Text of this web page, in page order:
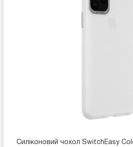
Силіконовий чохол SwitchEasy